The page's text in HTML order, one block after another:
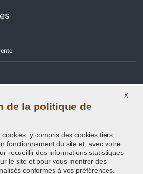
- RGPD
X
de la politique de
y compris des cookies tiers,
fonctionnement du site et, avec votre
recueillir des informations statistiques
le site et pour vous montrer des
conformes à vos préférences.